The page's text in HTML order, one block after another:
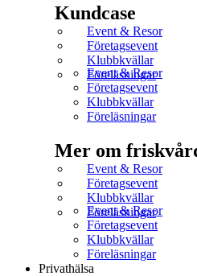
Kundcase
Event & Resor
Företagsevent
Klubbkvällar
Föreläsningar
Event & Resor
Företagsevent
Klubbkvällar
Föreläsningar
Mer om
Event & Resor
Företagsevent
Klubbkvällar
Föreläsningar
Event & Resor
Företagsevent
Klubbkvällar
Föreläsningar
Privathälsa